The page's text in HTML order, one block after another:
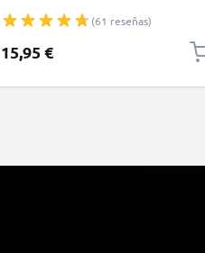
TZ80, DMW-BLG10 DMW-BLE9 BP-
DC15 (980mAh, 7.4V) de CELLONIC
(61 reseñas)
15,95 €